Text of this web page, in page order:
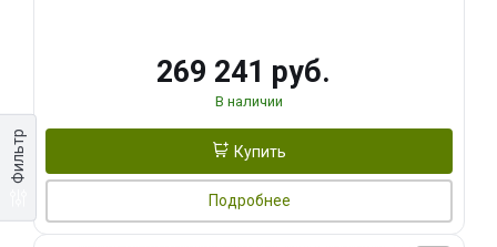
Фильтр
269 241 руб.
В наличии
Купить
Подробнее